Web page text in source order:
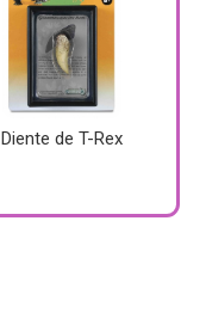
Diente de T-Rex